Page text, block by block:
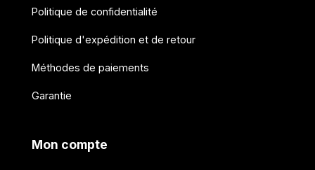
Politique de confidentialité
Politique d'expédition et de retour
Méthodes de paiements
Garantie
Mon compte